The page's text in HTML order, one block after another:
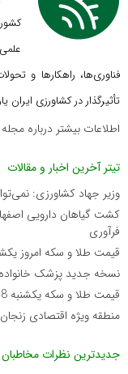
فناوری‌ها، راهکارها و
تأثیرگذار در کشاورزی ایران
اطلاعات بیشتر درباره
تیتر آخرین اخبار و مقالات
وزیر جهاد کشاورزی:
فرآوری
قیمت طلا و سکه امروز یکشنبه 18مرداد/ کاهش همه قیمت
نسخه جدید پزشک
قیمت طلا و سکه یکشنبه 18 مرداد+ جدول
منطقه ویژه اقتصادی
جدیدترین نظرات مخاطبان